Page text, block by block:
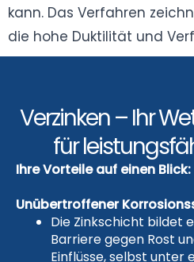
kann. Das Verfahren
die hohe Duktilität und
Verzinken – Ihr
für
Ihre Vorteile auf einen Blick:
Unübertroffener
Die Zinkschicht bildet
Barriere gegen Rost
Einflüsse, selbst unter